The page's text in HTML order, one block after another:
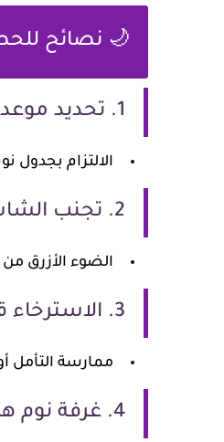
🌙 نصائح
1. تحديد موعد ثابت للنوم والاستيقاظ
الالتزام
2. تجنب الشاشات قبل النوم
الضوء الأزرق من
3. الاسترخاء قبل النوم
ممارسة التأمل
4. غرفة نوم هادئة ومظلمة